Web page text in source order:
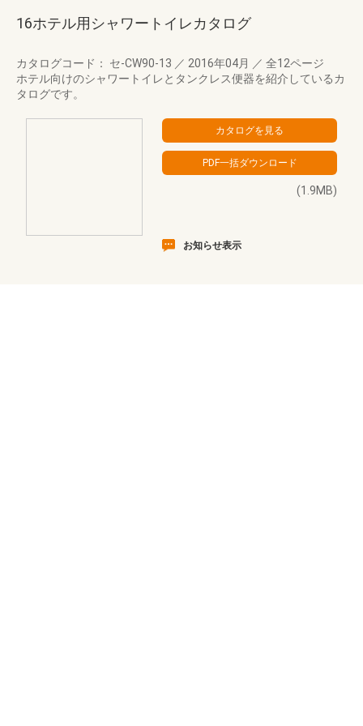
16ホテル用シャワートイレカタログ
カタログコード： セ-CW90-13 ／ 2016年04月 ／ 全12ページ
ホテル向けのシャワートイレとタンクレス便器を紹介しているカ
タログです。
(1.9MB)
お知らせ表示